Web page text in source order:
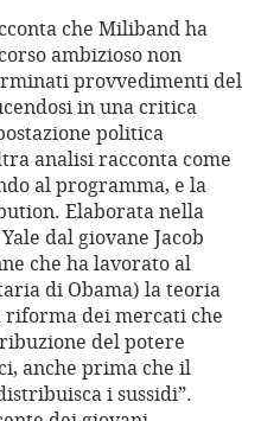
che Miliband ha
ambizioso non
provvedimenti del
in una critica
politica
analisi racconta come
al programma, e la
Elaborata nella
dal giovane Jacob
che ha lavorato al
di Obama) la teoria
riforma dei mercati che
del potere
anche prima che il
i sussidi”.